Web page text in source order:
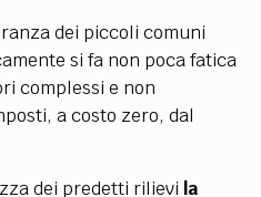
dei piccoli comuni
si fa non poca fatica
complessi e non
a costo zero, dal
dei predetti rilievi la